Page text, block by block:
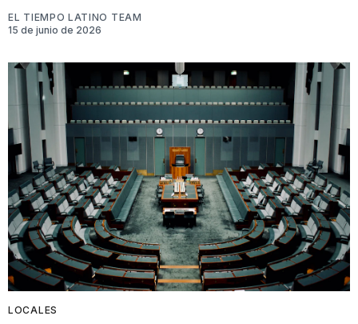
EL TIEMPO LATINO TEAM
15 de junio de 2026
LOCALES